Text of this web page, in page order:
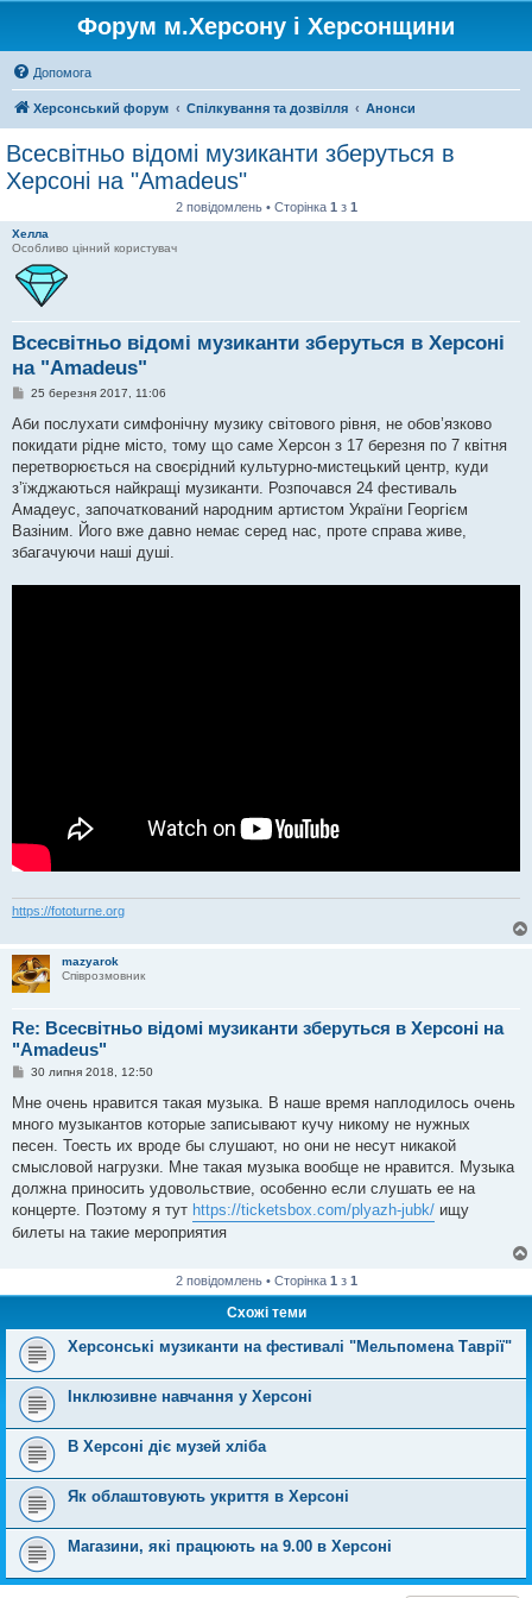
Форум м.Херсону і Херсонщини
Допомога
Херсонський форум Спілкування та дозвілля Анонси
Всесвітньо відомі музиканти зберуться в
Херсоні на "Amadeus"
2 повідомлень • Сторінка 1 з 1
Хелла
Особливо цінний користувач
Всесвітньо відомі музиканти зберуться в Херсоні
на "Amadeus"
П
в
д
о
м
л
е
н
я
25 березня 2017, 11:06
Аби послухати симфонічну музику світового рівня, не обов’язково
покидати рідне місто, тому що саме Херсон з 17 березня по 7 квітня
перетворюється на своєрідний культурно-мистецький центр, куди
з’їжджаються найкращі музиканти. Розпочався 24 фестиваль
Амадеус, започаткований народним артистом України Георгієм
Вазіним. Його вже давно немає серед нас, проте справа живе,
збагачуючи наші душі.
https://fototurne.org
mazyarok
Співрозмовник
Re: Всесвітньо відомі музиканти зберуться в Херсоні на
"Amadeus"
П
в
д
о
л
е
н
я
30 липня 2018, 12:50
Мне очень нравится такая музыка. В наше время наплодилось очень
много музыкантов которые записывают кучу никому не нужных
песен. Тоесть их вроде бы слушают, но они не несут никакой
смысловой нагрузки. Мне такая музыка вообще не нравится. Музыка
должна приносить удовольствие, особенно если слушать ее на
концерте. Поэтому я тут https://ticketsbox.com/plyazh-jubk/ ищу
билеты на такие мероприятия
2 повідомлень • Сторінка 1 з 1
Схожі теми
Херсонські музиканти на фестивалі "Мельпомена Таврії"
Інклюзивне навчання у Херсоні
В Херсоні діє музей хліба
Як облаштовують укриття в Херсоні
Магазини, які працюють на 9.00 в Херсоні